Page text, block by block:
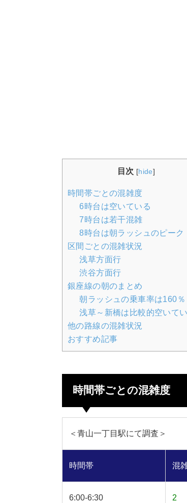
目次 [hide]
時間帯ごとの混雑度
6時台は空いている
7時台は若干混雑
8時台は朝ラッシュのピーク
区間ごとの混雑状況
浅草方面行
渋谷方面行
銀座線の朝のまとめ
朝ラッシュの乗車率は160％
浅草～新橋は比較的空いて
他の路線の混雑状況
おすすめ記事
時間帯ごとの混雑度
＜青山一丁目駅にて調査＞
時間帯 混
6:00-6:30 2